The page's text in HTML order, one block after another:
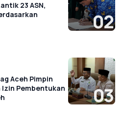
23 ASN,
02
Aceh Pimpin
Izin Pembentukan
03